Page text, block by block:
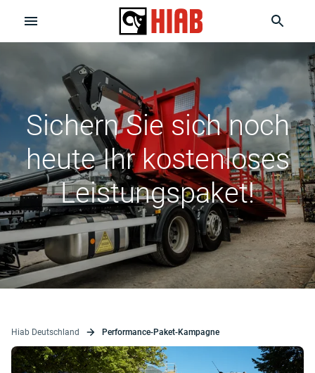
Sichern Sie sich noch
heute Ihr kostenloses
Leistungspaket!
Hiab Deutschland Performance-Paket-Kampagne